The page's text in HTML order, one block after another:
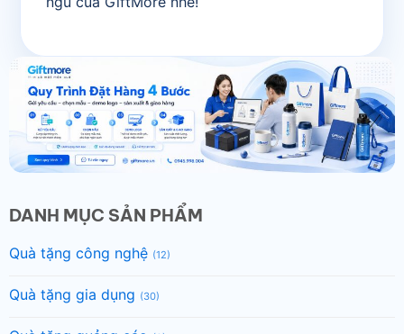
DANH MỤC SẢN PHẨM
Quà tặng công nghệ (12)
Quà tặng gia dụng (30)